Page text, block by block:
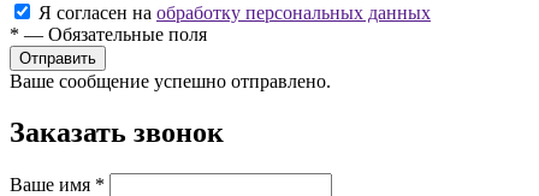
Я согласен на обработку персональных данных
* — Обязательные поля
Ваше сообщение успешно отправлено.
Заказать звонок
Ваше имя *